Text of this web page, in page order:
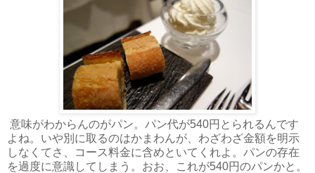
意味がわからんのがパン。パン代が540円とられるんです
よね。いや別に取るのはかまわんが、わざわざ金額を明示
しなくてさ、コース料金に含めといてくれよ。パンの存在
を過度に意識してしまう。おお、これが540円のパンかと。